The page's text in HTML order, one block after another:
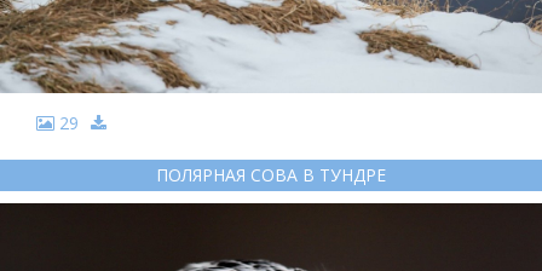
29
ПОЛЯРНАЯ СОВА В ТУНДРЕ